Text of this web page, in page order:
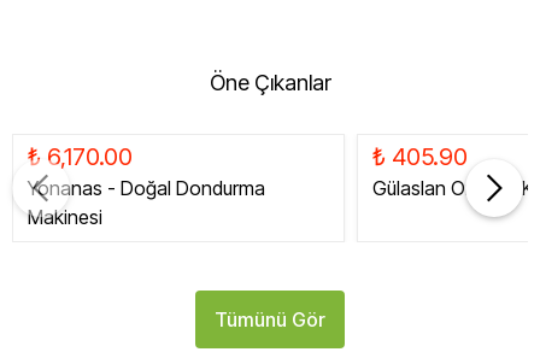
Öne Çıkanlar
₺ 6,170.00
Yonanas - Doğal Dondurma
Makinesi
₺ 405.90
Gülaslan Organik
Tümünü Gör